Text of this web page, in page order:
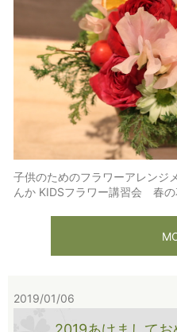
子供のためのフラワーアレンジ
んか KIDSフラワー講習会 春
2019/01/06